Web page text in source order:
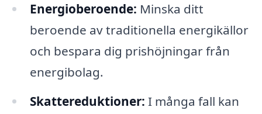
Energioberoende: Minska ditt
beroende av traditionella energikällor
och bespara dig prishöjningar från
energibolag.
Skattereduktioner: I många fall kan